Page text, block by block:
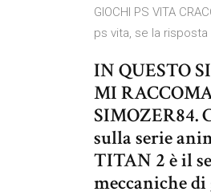
GIOCHI PS VITA
ps vita, se la
IN QUESTO
MI
SIMOZER84.
sulla serie
TITAN 2 è il
meccaniche di